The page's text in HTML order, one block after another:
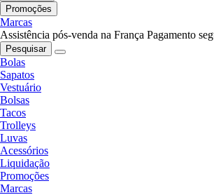
Promoções
Marcas
Assistência pós-venda na França Pagamento
Pesquisar
Bolas
Sapatos
Vestuário
Bolsas
Tacos
Trolleys
Luvas
Acessórios
Liquidação
Promoções
Marcas